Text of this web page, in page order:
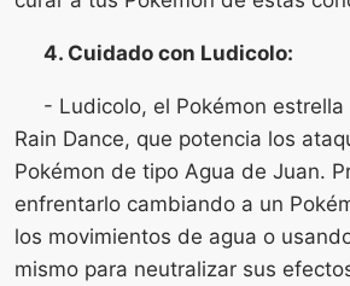
4. Cuidado con Ludicolo:
- Ludicolo, el Pokémon
Rain Dance, que potencia los
Pokémon de tipo Agua de Juan.
enfrentarlo cambiando a un
los movimientos de agua o
mismo para neutralizar sus